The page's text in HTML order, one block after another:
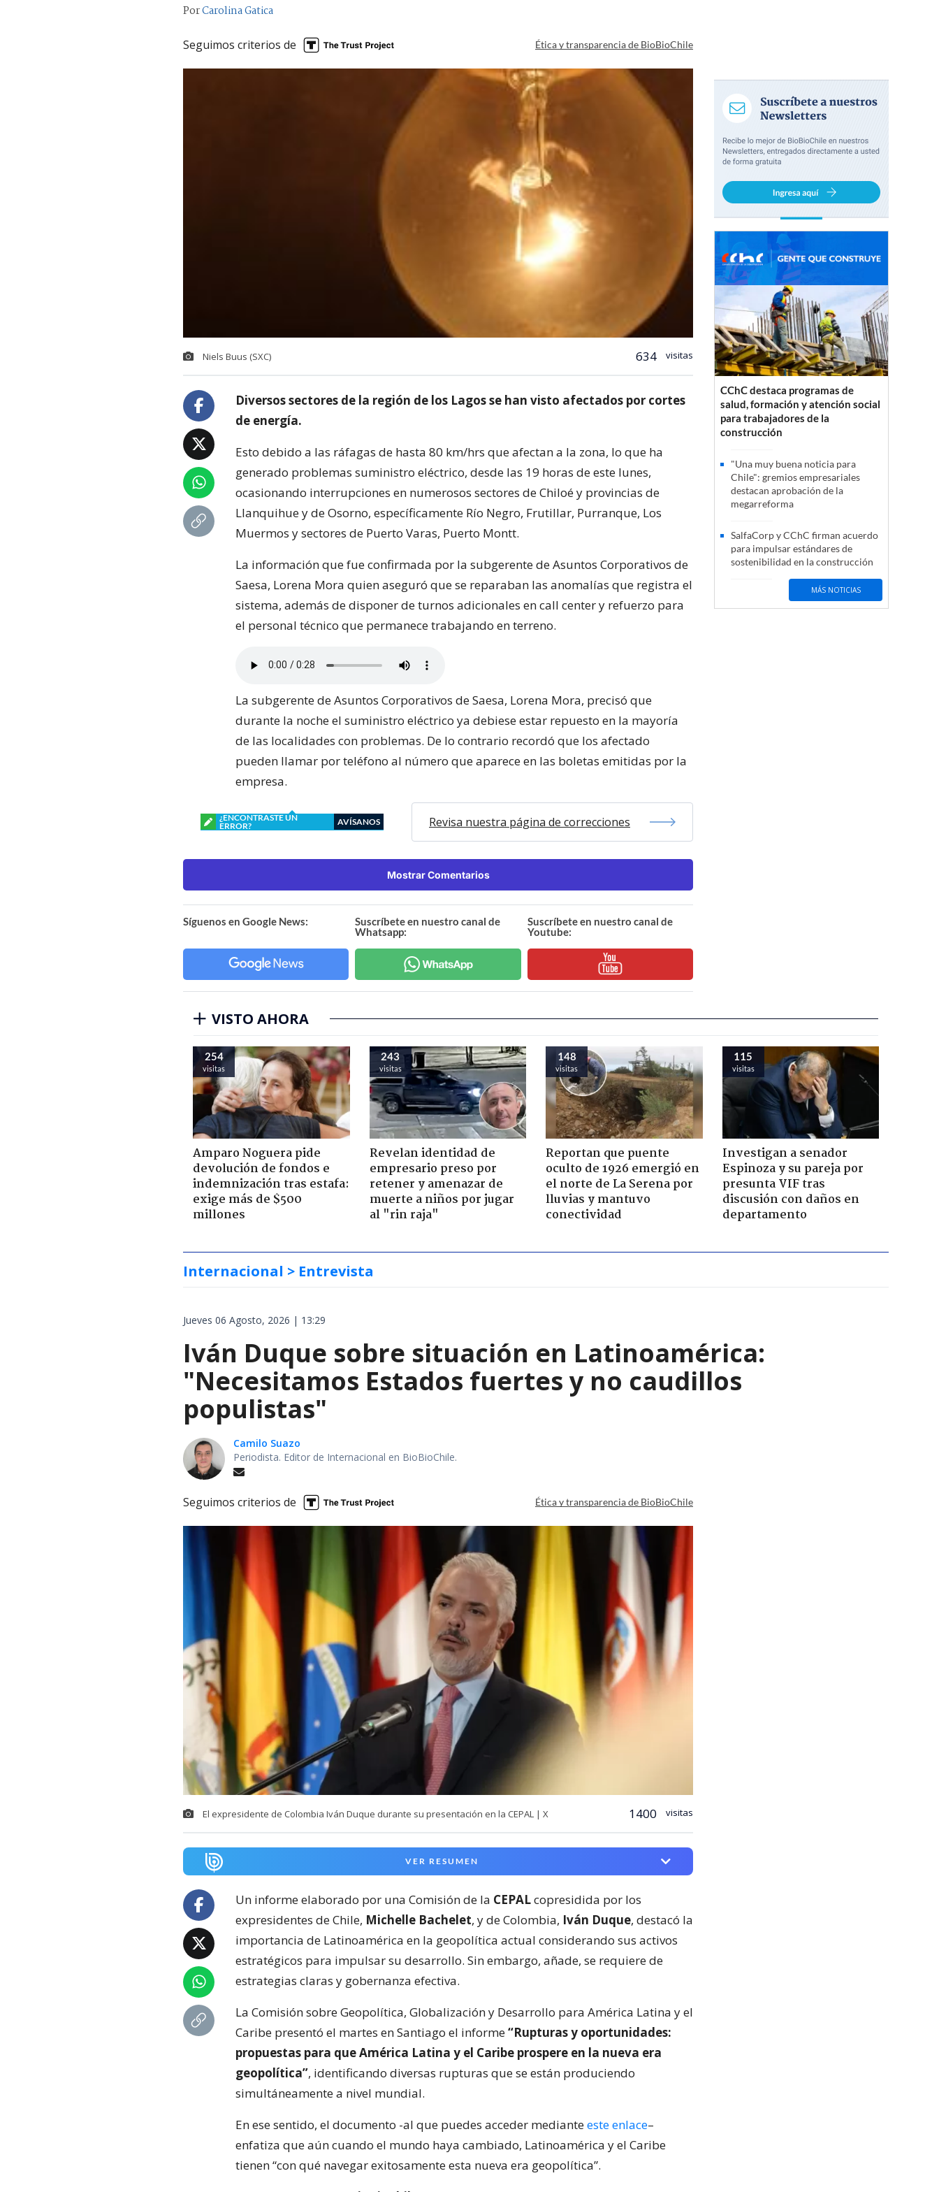
PorCarolina Gatica
Seguimos criterios de Ética y transparencia de BioBioChile
Niels Buus (SXC) 634 visitas
Diversos sectores de la región de los Lagos se han visto afectados por cortes
de energía.
Esto debido a las ráfagas de hasta 80 km/hrs que afectan a la zona, lo que ha
generado problemas suministro eléctrico, desde las 19 horas de este lunes,
ocasionando interrupciones en numerosos sectores de Chiloé y provincias de
Llanquihue y de Osorno, específicamente Río Negro, Frutillar, Purranque, Los
Muermos y sectores de Puerto Varas, Puerto Montt.
La información que fue confirmada por la subgerente de Asuntos Corporativos de
Saesa, Lorena Mora quien aseguró que se reparaban las anomalías que registra el
sistema, además de disponer de turnos adicionales en call center y refuerzo para
el personal técnico que permanece trabajando en terreno.
La subgerente de Asuntos Corporativos de Saesa, Lorena Mora, precisó que
durante la noche el suministro eléctrico ya debiese estar repuesto en la mayoría
de las localidades con problemas. De lo contrario recordó que los afectado
pueden llamar por teléfono al número que aparece en las boletas emitidas por la
empresa.
¿ENCONTRASTE UN
ERROR?
AVÍSANOS Revisa nuestra página de correcciones
Mostrar Comentarios
Síguenos en Google News:
Suscríbete en nuestro canal de
Whatsapp:
Suscríbete en nuestro canal de
Youtube:
CChC destaca programas de
salud, formación y atención social
para trabajadores de la
construcción
"Una muy buena noticia para
Chile": gremios empresariales
destacan aprobación de la
megarreforma
SalfaCorp y CChC firman acuerdo
para impulsar estándares de
sostenibilidad en la construcción
MÁS NOTICIAS
VISTO AHORA
254
visitas
Amparo Noguera pide
devolución de fondos e
indemnización tras estafa:
exige más de $500
millones
243
visitas
Revelan identidad de
empresario preso por
retener y amenazar de
muerte a niños por jugar
al "rin raja"
148
visitas
Reportan que puente
oculto de 1926 emergió en
el norte de La Serena por
lluvias y mantuvo
conectividad
115
visitas
Investigan a senador
Espinoza y su pareja por
presunta VIF tras
discusión con daños en
departamento
Internacional > Entrevista
Jueves 06 Agosto, 2026 | 13:29
Iván Duque sobre situación en Latinoamérica:
"Necesitamos Estados fuertes y no caudillos
populistas"
Camilo Suazo
Periodista. Editor de Internacional en BioBioChile.
Seguimos criterios de Ética y transparencia de BioBioChile
El expresidente de Colombia Iván Duque durante su presentación en la CEPAL | X 1400 visitas
VER RESUMEN
Un informe elaborado por una Comisión de la CEPALcopresidida por los
expresidentes de Chile, Michelle Bachelet, y de Colombia, Iván Duque, destacó la
importancia de Latinoamérica en la geopolítica actual considerando sus activos
estratégicos para impulsar su desarrollo. Sin embargo, añade, se requiere de
estrategias claras y gobernanza efectiva.
La Comisión sobre Geopolítica, Globalización y Desarrollo para América Latina y el
Caribe presentó el martes en Santiago el informe“Rupturas y oportunidades:
propuestas para que América Latina y el Caribe prospere en la nueva era
geopolítica”, identificando diversas rupturas que se están produciendo
simultáneamente a nivel mundial.
En ese sentido, el documento -al que puedes acceder medianteeste enlace–
enfatiza que aún cuando el mundo haya cambiado, Latinoamérica y el Caribe
tienen “con qué navegar exitosamente esta nueva era geopolítica”.